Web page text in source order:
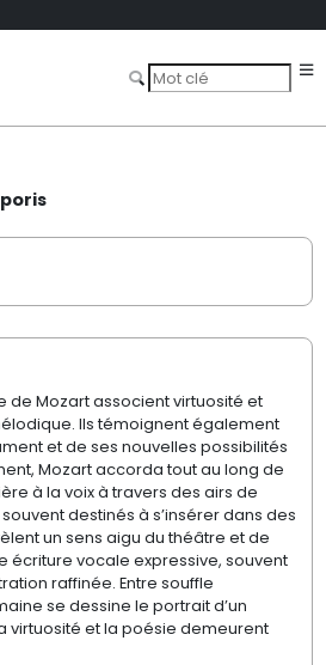
de Mozart associent virtuosité et
Ils témoignent également
et de ses nouvelles possibilités
Mozart accorda tout au long de
à la voix à travers des airs de
destinés à s’insérer dans des
un sens aigu du théâtre et de
écriture vocale expressive, souvent
raffinée. Entre souffle
se dessine le portrait d’un
virtuosité et la poésie demeurent